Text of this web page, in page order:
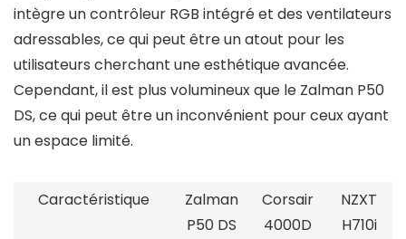
intègre un contrôleur RGB intégré et des ventilateurs
adressables, ce qui peut être un atout pour les
utilisateurs cherchant une esthétique avancée.
Cependant, il est plus volumineux que le Zalman P50
DS, ce qui peut être un inconvénient pour ceux ayant
un espace limité.
Caractéristique
Zalman
P50 DS
Corsair
4000D
NZXT
H710i